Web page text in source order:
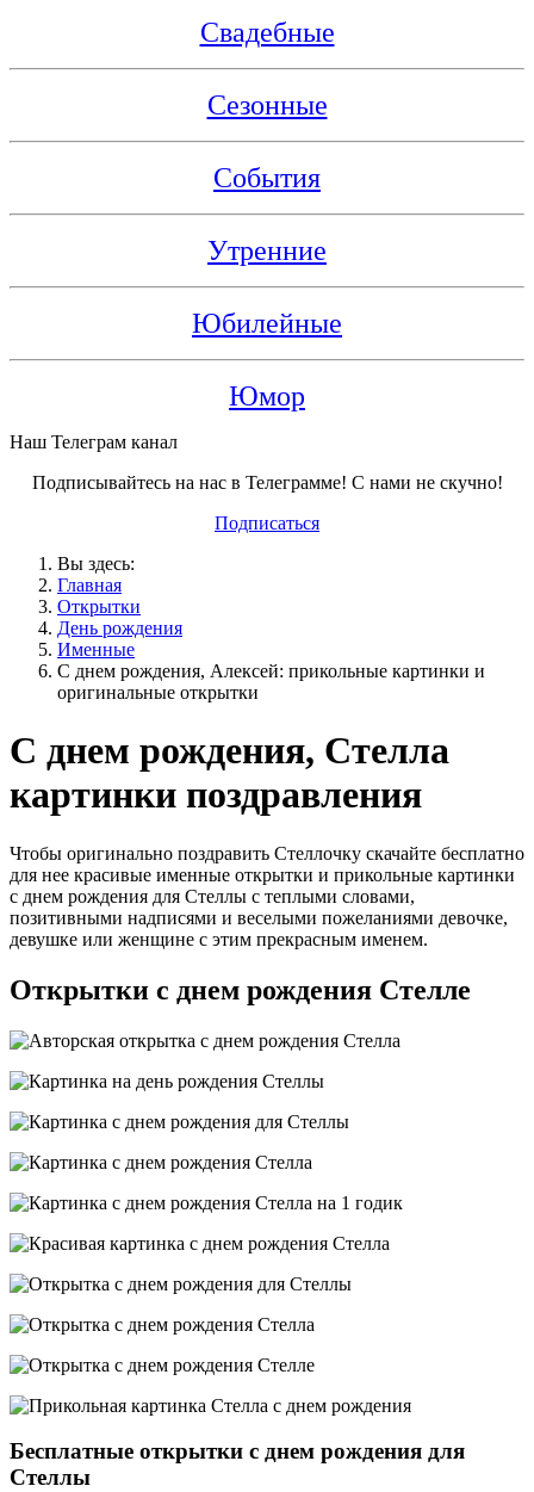
Свадебные
Сезонные
События
Утренние
Юбилейные
Юмор
Наш Телеграм канал
Подписывайтесь на нас в Телеграмме! С нами не скучно!
Подписаться
Вы здесь:
Главная
Открытки
День рождения
Именные
С днем рождения, Алексей: прикольные картинки и
оригинальные открытки
С днем рождения, Стелла
картинки поздравления
Чтобы оригинально поздравить Стеллочку скачайте бесплатно
для нее красивые именные открытки и прикольные картинки
с днем рождения для Стеллы с теплыми словами,
позитивными надписями и веселыми пожеланиями девочке,
девушке или женщине с этим прекрасным именем.
Открытки с днем рождения Стелле
Бесплатные открытки с днем рождения для
Стеллы